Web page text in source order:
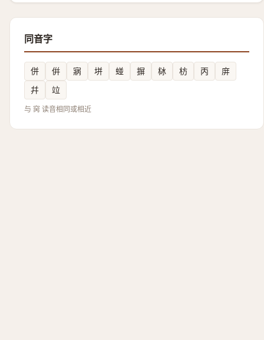
同音字
併 倂 寎 垪 䗒 摒 栤 枋 丙
庰
幷
竝
与 窉 读音相同或相近